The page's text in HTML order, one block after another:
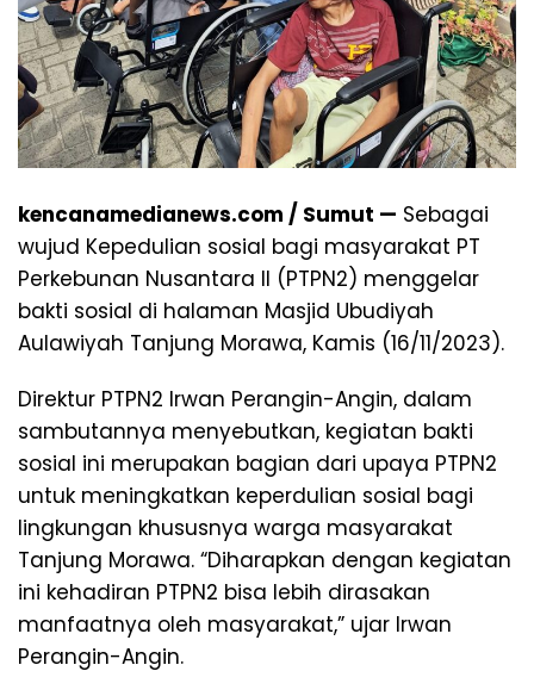
kencanamedianews.com / Sumut — Sebagai
wujud Kepedulian sosial bagi masyarakat PT
Perkebunan Nusantara II (PTPN2) menggelar
bakti sosial di halaman Masjid Ubudiyah
Aulawiyah Tanjung Morawa, Kamis (16/11/2023).
Direktur PTPN2 Irwan Perangin-Angin, dalam
sambutannya menyebutkan, kegiatan bakti
sosial ini merupakan bagian dari upaya PTPN2
untuk meningkatkan keperdulian sosial bagi
lingkungan khususnya warga masyarakat
Tanjung Morawa. “Diharapkan dengan kegiatan
ini kehadiran PTPN2 bisa lebih dirasakan
manfaatnya oleh masyarakat,” ujar Irwan
Perangin-Angin.